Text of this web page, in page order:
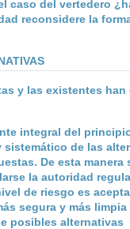
caso del vertedero
reconsidere la
y las existentes han
integral del
de las
De esta manera
la autoridad
de riesgo es
segura y más limpia
posibles alternativas